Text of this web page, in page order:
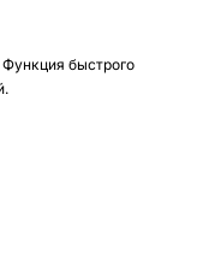
быстрого